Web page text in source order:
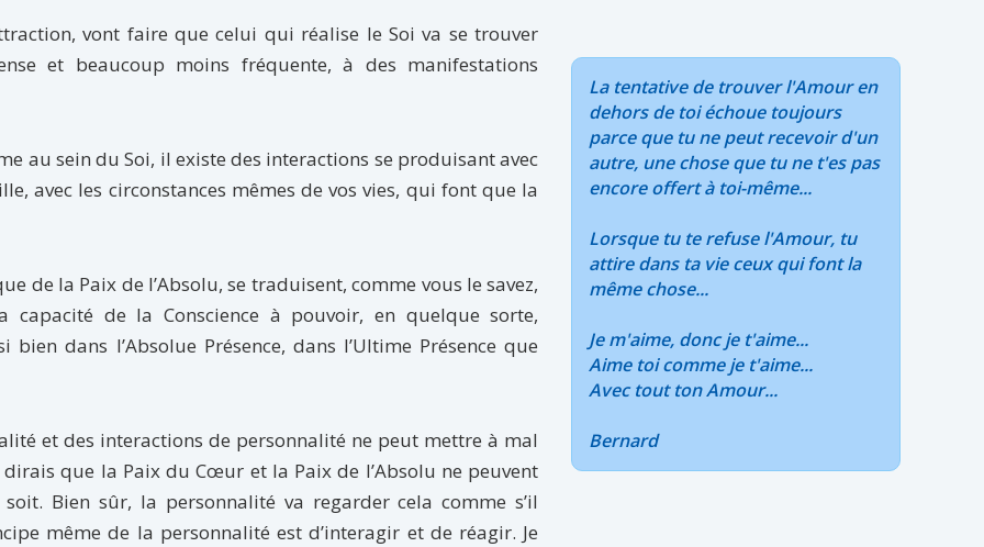
vont faire que celui qui réalise le Soi va se trouver
et beaucoup moins fréquente, à des manifestations
au sein du Soi, il existe des interactions se produisant avec
avec les circonstances mêmes de vos vies, qui font que la
de la Paix de l’Absolu, se traduisent, comme vous le savez,
de la Conscience à pouvoir, en quelque sorte,
dans l’Absolue Présence, dans l’Ultime Présence que
et des interactions de personnalité ne peut mettre à mal
que la Paix du Cœur et la Paix de l’Absolu ne peuvent
Bien sûr, la personnalité va regarder cela comme s’il
même de la personnalité est d’interagir et de réagir. Je
La tentative de trouver l'Amour en
dehors de toi échoue toujours
parce que tu ne peut recevoir d'un
autre, une chose que tu ne t'es pas
encore offert à toi-même...
Lorsque tu te refuse l'Amour, tu
attire dans ta vie ceux qui font la
même chose...
Je m'aime, donc je t'aime...
Aime toi comme je t'aime...
Avec tout ton Amour...
Bernard